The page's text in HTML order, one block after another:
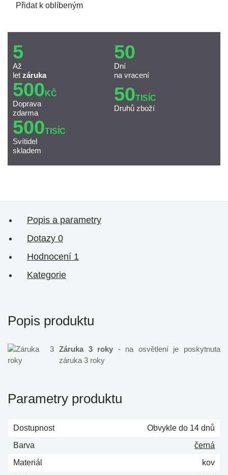
Přidat k oblíbeným
5
Až
let záruka
50
Dní
na vracení
500 KČ
Doprava
zdarma
50TISÍC
Druhů zboží
500TISÍC
Svítidel
skladem
Popis a parametry
Dotazy 0
Hodnocení 1
Kategorie
Popis produktu
Záruka 3 roky - na osvětlení je poskytnuta
záruka 3 roky
Parametry produktu
Dostupnost
Obvykle do 14 dnů
Barva
černá
Materiál
kov